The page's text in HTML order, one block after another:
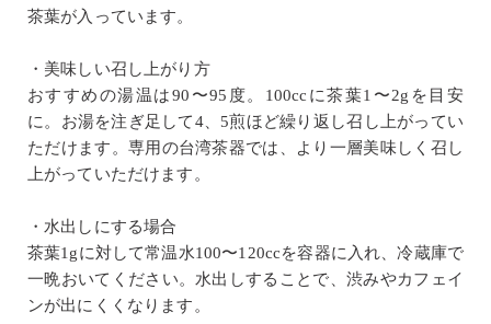
茶葉が入っています。
・美味しい召し上がり方
おすすめの湯温は90〜95度。100ccに茶葉1〜2gを目安
に。お湯を注ぎ足して4、5煎ほど繰り返し召し上がってい
ただけます。専用の台湾茶器では、より一層美味しく召し
上がっていただけます。
・水出しにする場合
茶葉1gに対して常温水100〜120ccを容器に入れ、冷蔵庫で
一晩おいてください。水出しすることで、渋みやカフェイ
ンが出にくくなります。